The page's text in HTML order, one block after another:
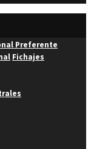
Preferente
Fichajes